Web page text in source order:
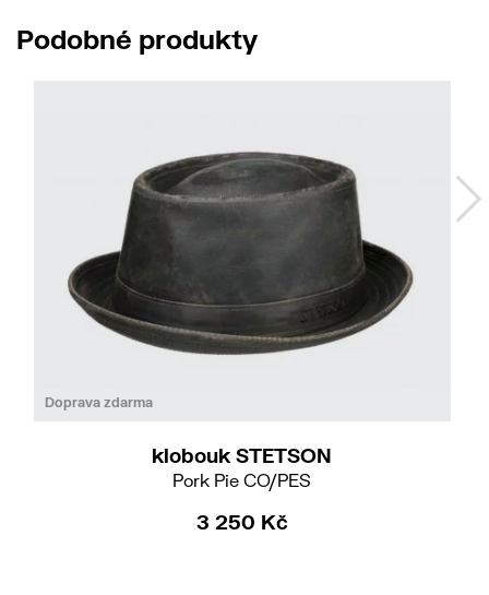
Podobné produkty
Doprava zdarma
klobouk STETSON
Pork Pie CO/PES
3 250 Kč